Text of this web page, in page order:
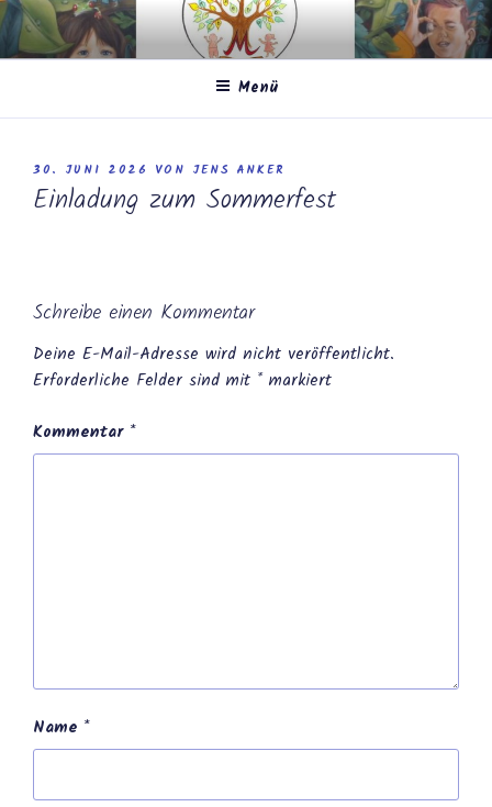
Zum
Inhalt
springen
Menü
VERÖFFENTLICHT
AM
30. JUNI 2026 VON JENS ANKER
Einladung zum Sommerfest
Schreibe einen Kommentar
Deine E-Mail-Adresse wird nicht veröffentlicht.
Erforderliche Felder sind mit *markiert
Kommentar *
Name *